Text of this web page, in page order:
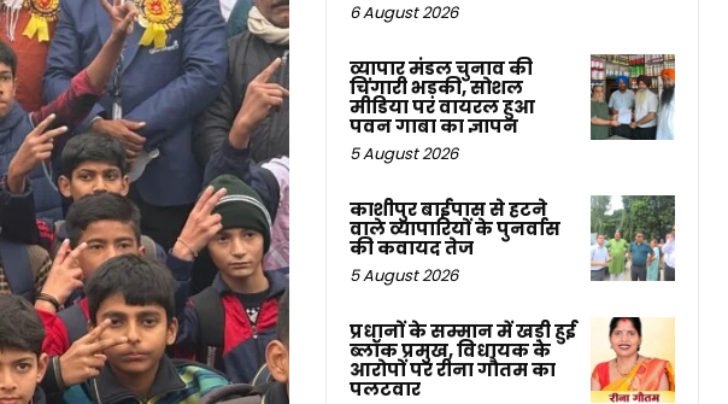
6 August 2026
व्यापार मंडल चुनाव की
चिंगारी भड़की, सोशल
मीडिया पर वायरल हुआ
पवन गाबा का ज्ञापन
5 August 2026
काशीपुर बाईपास से हटने
वाले व्यापारियों के पुनर्वास
की कवायद तेज
5 August 2026
प्रधानों के सम्मान में खड़ी हुई
ब्लॉक प्रमुख, विधायक के
आरोपों पर रीना गौतम का
पलटवार